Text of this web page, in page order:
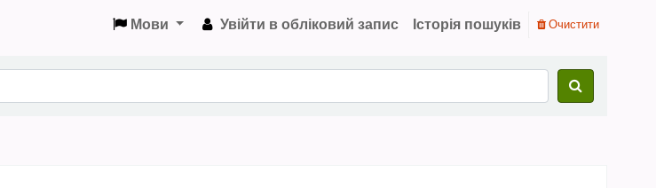
Мови Увійти в обліковий запис Історія пошуків Очистити